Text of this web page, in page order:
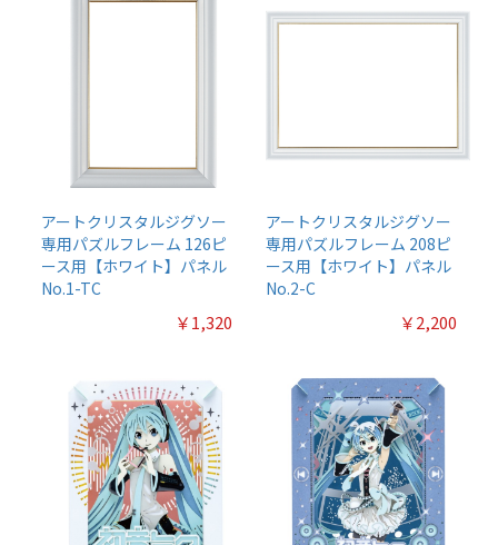
アートクリスタルジグソー
専用パズルフレーム 126ピ
ース用【ホワイト】パネル
No.1-TC
￥1,320
アートクリスタルジグソー
専用パズルフレーム 208ピ
ース用【ホワイト】パネル
No.2-C
￥2,200